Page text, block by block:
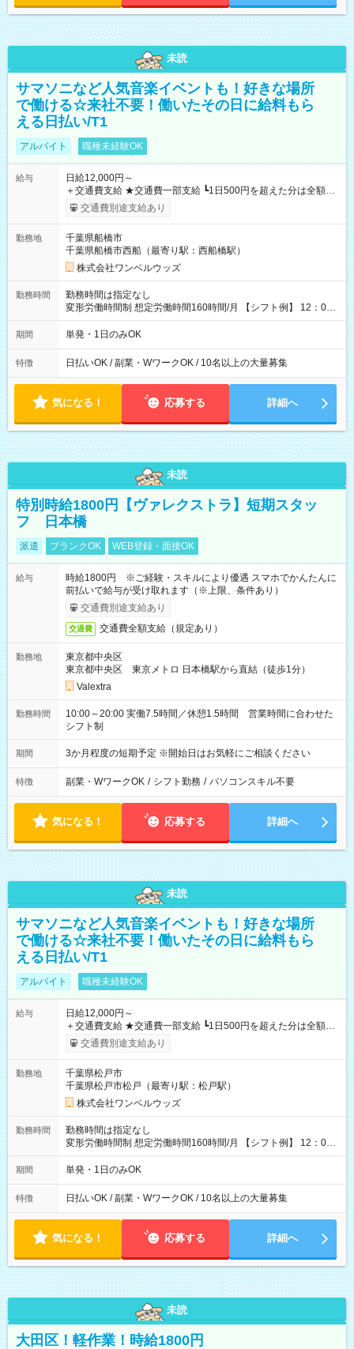
未読
サマソニなど人気音楽イベントも！好きな場所
で働ける☆来社不要！働いたその日に給料もら
える日払い/T1
アルバイト 職種未経験OK
給与
日給12,000円～
＋交通費支給 ★交通費一部支給 ┗1日500円を超えた分は全額支
給！ ※往復500円以内の方は自己負担となります ★日払いOK！
（規定あり） ┗働いたその日に現金GET♪ お仕事後はコンビニ
なし
交通費別途支給あり
勤務地
千葉県船橋市
千葉県船橋市西船（最寄り駅：西船橋駅）
株式会社ワンベルウッズ
勤務時間
勤務時間は指定なし
変形労働時間制 想定労働時間160時間/月 【シフト例】 12：00
～22：00
期間 単発・1日のみOK
特徴 日払いOK / 副業・WワークOK / 10名以上の大量募集
気になる！ 応募する 詳細へ
未読
特別時給1800円【ヴァレクストラ】短期スタッ
フ 日本橋
派遣 ブランクOK WEB登録・面接OK
給与
時給1800円 ※ご経験・スキルにより優遇 スマホでかんたんに
前払いで給与が受け取れます（※上限、条件あり）
交通費別途支給あり
交通費 交通費全額支給（規定あり）
勤務地
東京都中央区
東京都中央区 東京メトロ 日本橋駅から直結（徒歩1分）
Valextra
勤務時間
10:00～20:00 実働7.5時間／休憩1.5時間 営業時間に合わせた
シフト制
期間 3か月程度の短期予定 ※開始日はお気軽にご相談ください
特徴 副業・WワークOK / シフト勤務 / パソコンスキル不要
気になる！ 応募する 詳細へ
未読
サマソニなど人気音楽イベントも！好きな場所
で働ける☆来社不要！働いたその日に給料もら
える日払い/T1
アルバイト 職種未経験OK
給与
日給12,000円～
＋交通費支給 ★交通費一部支給 ┗1日500円を超えた分は全額支
給！ ※往復500円以内の方は自己負担となります ★日払いOK！
（規定あり） ┗働いたその日に現金GET♪ お仕事後はコンビニ
なし
交通費別途支給あり
勤務地
千葉県松戸市
千葉県松戸市松戸（最寄り駅：松戸駅）
株式会社ワンベルウッズ
勤務時間
勤務時間は指定なし
変形労働時間制 想定労働時間160時間/月 【シフト例】 12：00
～22：00
期間 単発・1日のみOK
特徴 日払いOK / 副業・WワークOK / 10名以上の大量募集
気になる！ 応募する 詳細へ
未読
大田区！軽作業！時給1800円